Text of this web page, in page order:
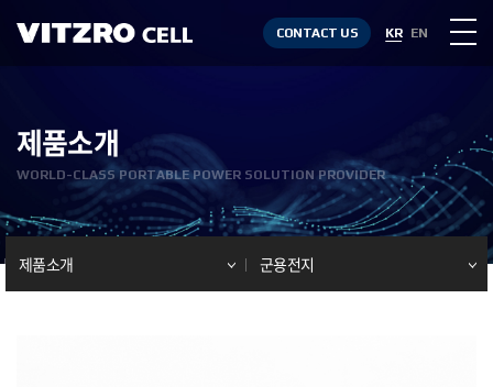
CONTACT US KR EN
제품소개
WORLD-CLASS PORTABLE POWER SOLUTION PROVIDER
제품소개 군용전지